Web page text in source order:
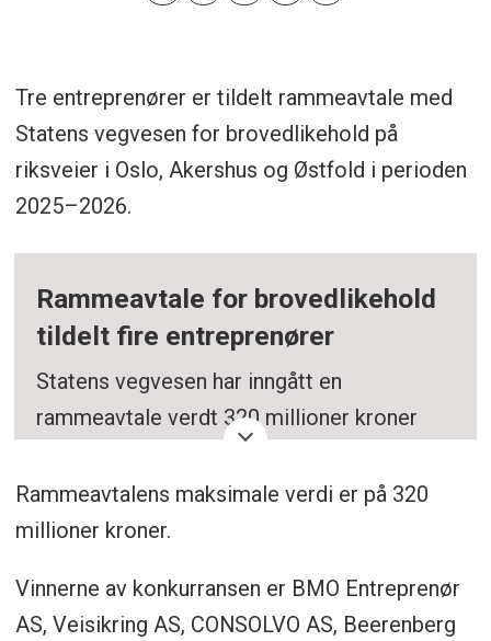
Tre entreprenører er tildelt rammeavtale med
Statens vegvesen for brovedlikehold på
riksveier i Oslo, Akershus og Østfold i perioden
2025–2026.
Rammeavtale for brovedlikehold
tildelt fire entreprenører
Statens vegvesen har inngått en
rammeavtale verdt 320 millioner kroner
broer i Oslo, Akershus og Østfold.
oppdrag, med miljøkrav som
lavkarbonbetong og utslippsfrie kjøretøy
Rammeavtalens maksimale verdi er på 320
millioner kroner.
Vinnerne av konkurransen er BMO Entreprenør
AS, Veisikring AS, CONSOLVO AS, Beerenberg